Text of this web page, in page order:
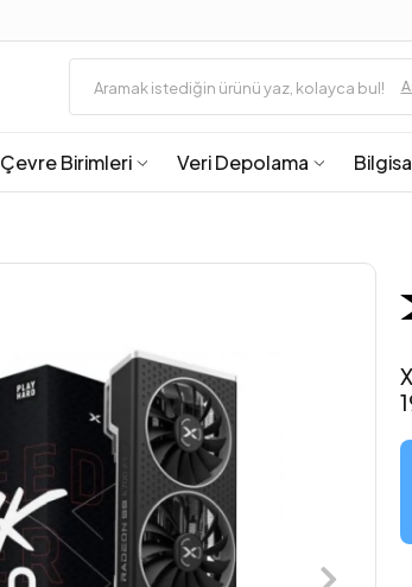
Çevre Birimleri Veri Depolama